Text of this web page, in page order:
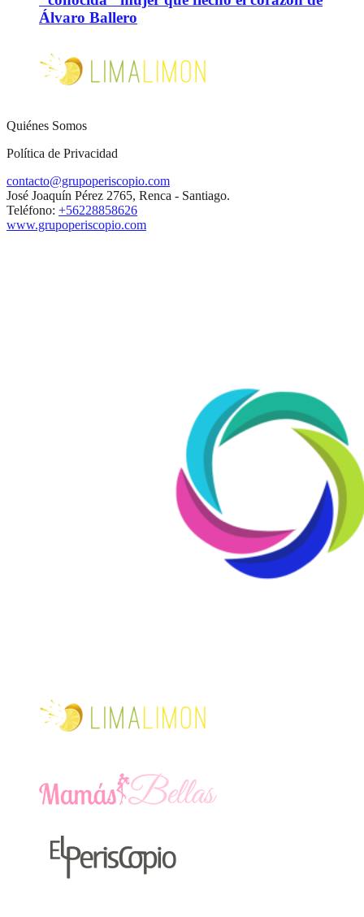
Álvaro Ballero
Quiénes Somos
Política de Privacidad
contacto@grupoperiscopio.com
José Joaquín Pérez 2765, Renca - Santiago.
Teléfono: +56228858626
www.grupoperiscopio.com